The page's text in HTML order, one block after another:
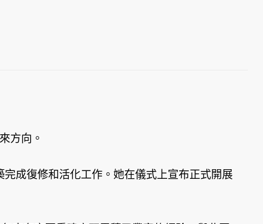
方向。
成復修和活化工作。她在儀式上宣布正式開展